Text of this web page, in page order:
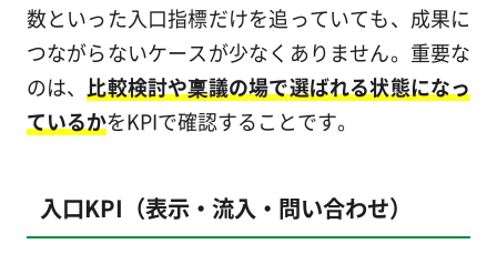
数といった入口指標だけを追っていても、成果に
つながらないケースが少なくありません。重要な
のは、 比較検討や稟議の場で選ばれる状態になっ
ているかをKPIで確認することです。
入口KPI（表示・流入・問い合わせ）